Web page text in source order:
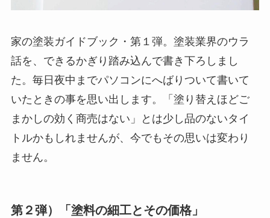
家の塗装ガイドブック・第１弾。塗装業界のウラ
話を、できるかぎり踏み込んで書き下ろしまし
た。毎日夜中までパソコンにへばりついて書いて
いたときの事を思い出します。「塗り替えほどご
まかしの効く商売はない」とは少し品のないタイ
トルかもしれませんが、今でもその思いは変わり
ません。
第２弾）「塗料の細工とその価格」